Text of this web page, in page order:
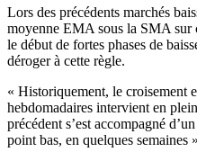
Lors des précédents marchés
moyenne EMA sous la SMA sur
le début de fortes phases de
déroger à cette règle.
« Historiquement, le croisement
hebdomadaires intervient en
précédent s’est accompagné
point bas, en quelques semaines